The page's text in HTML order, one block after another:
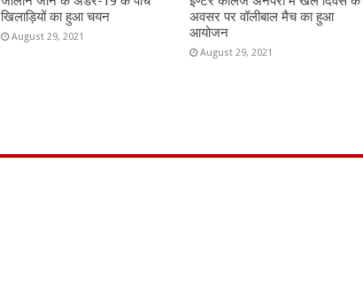
खिलाड़ियों का हुआ चयन
August 29, 2021
अवसर पर वॉलीबाल मैच का हुआ
आयोजन
August 29, 2021